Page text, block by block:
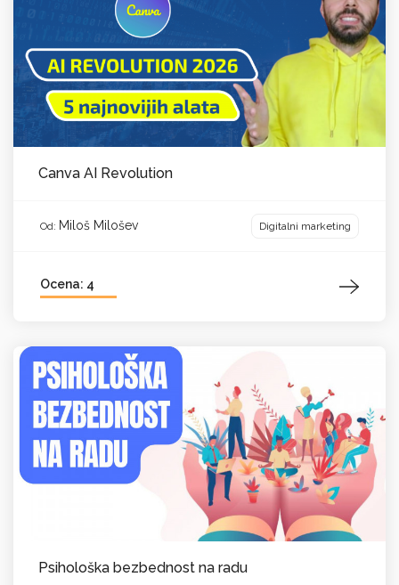
Canva AI Revolution
Od: Miloš Milošev Digitalni marketing
Ocena: 4
Psihološka bezbednost na radu